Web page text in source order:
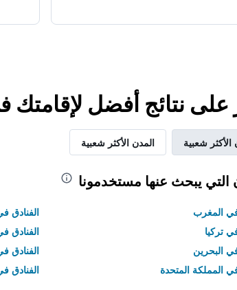
على نتائج أفضل
الأكثر شعبية المدن الأكثر شعبية
التي يبحث عنها مستخدمونا
في المغرب الفنادق
تركيا
الفنادق
البحرين
الفنادق
المملكة المتحدة
الفنادق